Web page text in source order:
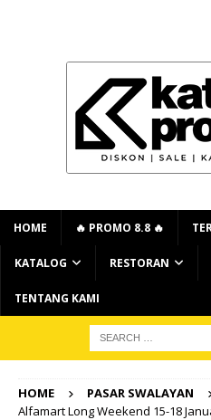
HOME 🔥 PROMO 8.8 🔥
KATALOG RESTORAN
TENTANG KAMI
HOME PASAR SWALAYAN
Alfamart Long Weekend 15-18